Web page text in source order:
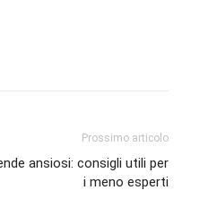
Prossimo articolo
ansiosi: consigli utili per
i meno esperti